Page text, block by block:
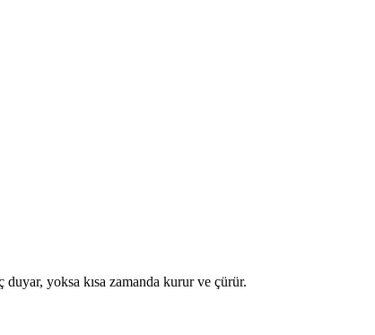
yoksa kısa zamanda kurur ve çürür.